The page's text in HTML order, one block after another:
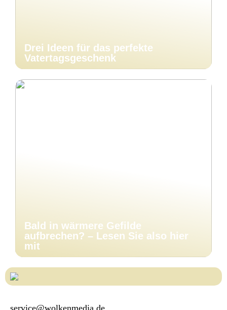
Drei Ideen für das perfekte
Vatertagsgeschenk
Bald in wärmere Gefilde
aufbrechen? – Lesen Sie also hier
mit